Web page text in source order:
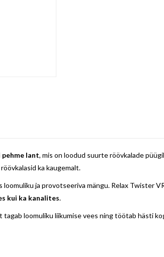
lant, mis on loodud suurte röövkalade
ka kaugemalt.
loomuliku ja provotseeriva mängu. Relax Twister
kui ka kanalites.
loomuliku liikumise vees ning töötab hästi